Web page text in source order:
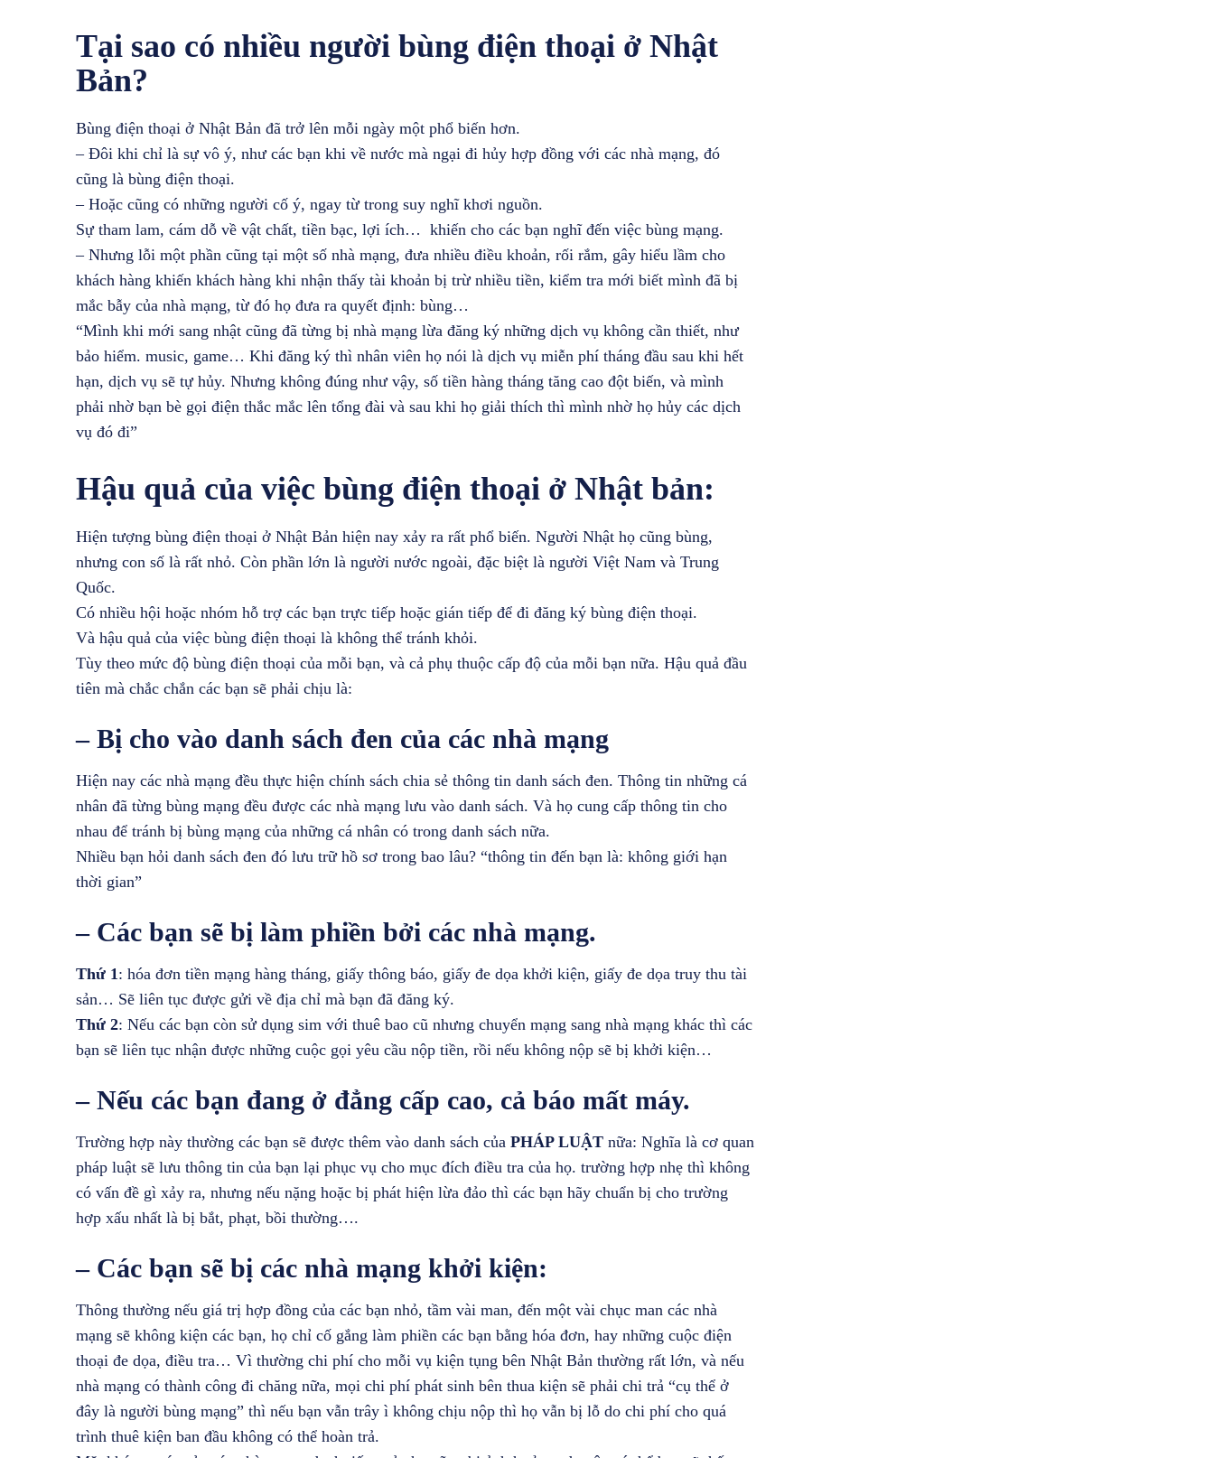
Tại sao có nhiều người bùng điện thoại ở Nhật
Bản?
Bùng điện thoại ở Nhật Bản đã trở lên mỗi ngày một phổ biến hơn.
– Đôi khi chỉ là sự vô ý, như các bạn khi về nước mà ngại đi hủy hợp đồng với các nhà mạng, đó
cũng là bùng điện thoại.
– Hoặc cũng có những người cố ý, ngay từ trong suy nghĩ khơi nguồn.
Sự tham lam, cám dỗ về vật chất, tiền bạc, lợi ích… khiến cho các bạn nghĩ đến việc bùng mạng.
– Nhưng lỗi một phần cũng tại một số nhà mạng, đưa nhiều điều khoản, rối rắm, gây hiểu lầm cho
khách hàng khiến khách hàng khi nhận thấy tài khoản bị trừ nhiều tiền, kiểm tra mới biết mình đã bị
mắc bẫy của nhà mạng, từ đó họ đưa ra quyết định: bùng…
“Mình khi mới sang nhật cũng đã từng bị nhà mạng lừa đăng ký những dịch vụ không cần thiết, như
bảo hiểm. music, game… Khi đăng ký thì nhân viên họ nói là dịch vụ miễn phí tháng đầu sau khi hết
hạn, dịch vụ sẽ tự hủy. Nhưng không đúng như vậy, số tiền hàng tháng tăng cao đột biến, và mình
phải nhờ bạn bè gọi điện thắc mắc lên tổng đài và sau khi họ giải thích thì mình nhờ họ hủy các dịch
vụ đó đi”
Hậu quả của việc bùng điện thoại ở Nhật bản:
Hiện tượng bùng điện thoại ở Nhật Bản hiện nay xảy ra rất phổ biến. Người Nhật họ cũng bùng,
nhưng con số là rất nhỏ. Còn phần lớn là người nước ngoài, đặc biệt là người Việt Nam và Trung
Quốc.
Có nhiều hội hoặc nhóm hỗ trợ các bạn trực tiếp hoặc gián tiếp để đi đăng ký bùng điện thoại.
Và hậu quả của việc bùng điện thoại là không thể tránh khỏi.
Tùy theo mức độ bùng điện thoại của mỗi bạn, và cả phụ thuộc cấp độ của mỗi bạn nữa. Hậu quả đầu
tiên mà chắc chắn các bạn sẽ phải chịu là:
– Bị cho vào danh sách đen của các nhà mạng
Hiện nay các nhà mạng đều thực hiện chính sách chia sẻ thông tin danh sách đen. Thông tin những cá
nhân đã từng bùng mạng đều được các nhà mạng lưu vào danh sách. Và họ cung cấp thông tin cho
nhau để tránh bị bùng mạng của những cá nhân có trong danh sách nữa.
Nhiều bạn hỏi danh sách đen đó lưu trữ hồ sơ trong bao lâu? “thông tin đến bạn là: không giới hạn
thời gian”
– Các bạn sẽ bị làm phiền bởi các nhà mạng.
Thứ 1: hóa đơn tiền mạng hàng tháng, giấy thông báo, giấy đe dọa khởi kiện, giấy đe dọa truy thu tài
sản… Sẽ liên tục được gửi về địa chỉ mà bạn đã đăng ký.
Thứ 2: Nếu các bạn còn sử dụng sim với thuê bao cũ nhưng chuyển mạng sang nhà mạng khác thì các
bạn sẽ liên tục nhận được những cuộc gọi yêu cầu nộp tiền, rồi nếu không nộp sẽ bị khởi kiện…
– Nếu các bạn đang ở đẳng cấp cao, cả báo mất máy.
Trường hợp này thường các bạn sẽ được thêm vào danh sách của PHÁP LUẬT nữa: Nghĩa là cơ quan
pháp luật sẽ lưu thông tin của bạn lại phục vụ cho mục đích điều tra của họ. trường hợp nhẹ thì không
có vấn đề gì xảy ra, nhưng nếu nặng hoặc bị phát hiện lừa đảo thì các bạn hãy chuẩn bị cho trường
hợp xấu nhất là bị bắt, phạt, bồi thường….
– Các bạn sẽ bị các nhà mạng khởi kiện:
Thông thường nếu giá trị hợp đồng của các bạn nhỏ, tầm vài man, đến một vài chục man các nhà
mạng sẽ không kiện các bạn, họ chỉ cố gắng làm phiền các bạn bằng hóa đơn, hay những cuộc điện
thoại đe dọa, điều tra… Vì thường chi phí cho mỗi vụ kiện tụng bên Nhật Bản thường rất lớn, và nếu
nhà mạng có thành công đi chăng nữa, mọi chi phí phát sinh bên thua kiện sẽ phải chi trả “cụ thể ở
đây là người bùng mạng” thì nếu bạn vẫn trây ì không chịu nộp thì họ vẫn bị lỗ do chi phí cho quá
trình thuê kiện ban đầu không có thể hoàn trả.